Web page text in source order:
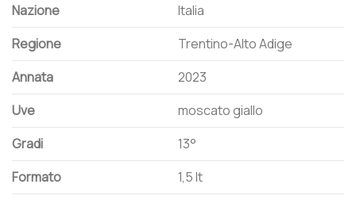
Nazione
Italia
Regione
Trentino-Alto Adige
Annata
2023
Uve
moscato giallo
Gradi
13°
Formato
1,5 lt